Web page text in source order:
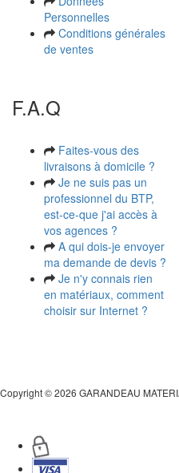
Personnelles
Conditions générales
de ventes
F.A.Q
Faites-vous des
livraisons à domicile ?
Je ne suis pas un
professionnel du BTP,
est-ce-que j'ai accès à
vos agences ?
A qui dois-je envoyer
ma demande de devis ?
Je n'y connais rien
en matériaux, comment
choisir sur Internet ?
Copyright© 2026 GARANDEAU